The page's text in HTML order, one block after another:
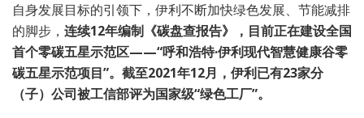
自身发展目标的引领下，伊利不断加快绿色发展、节能减排
的脚步， 连续12年编制《碳盘查报告》，目前正在建设全国
首个零碳五星示范区——“呼和浩特·伊利现代智慧健康谷零
碳五星示范项目”。截至2021年12月，伊利已有23家分
（子）公司被工信部评为国家级“绿色工厂”。